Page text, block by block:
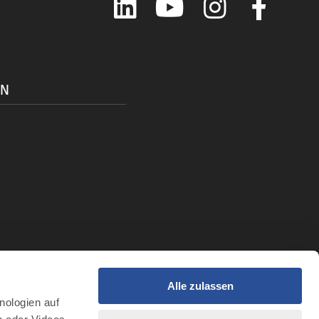
auf
Alle zulassen
Intelligenz